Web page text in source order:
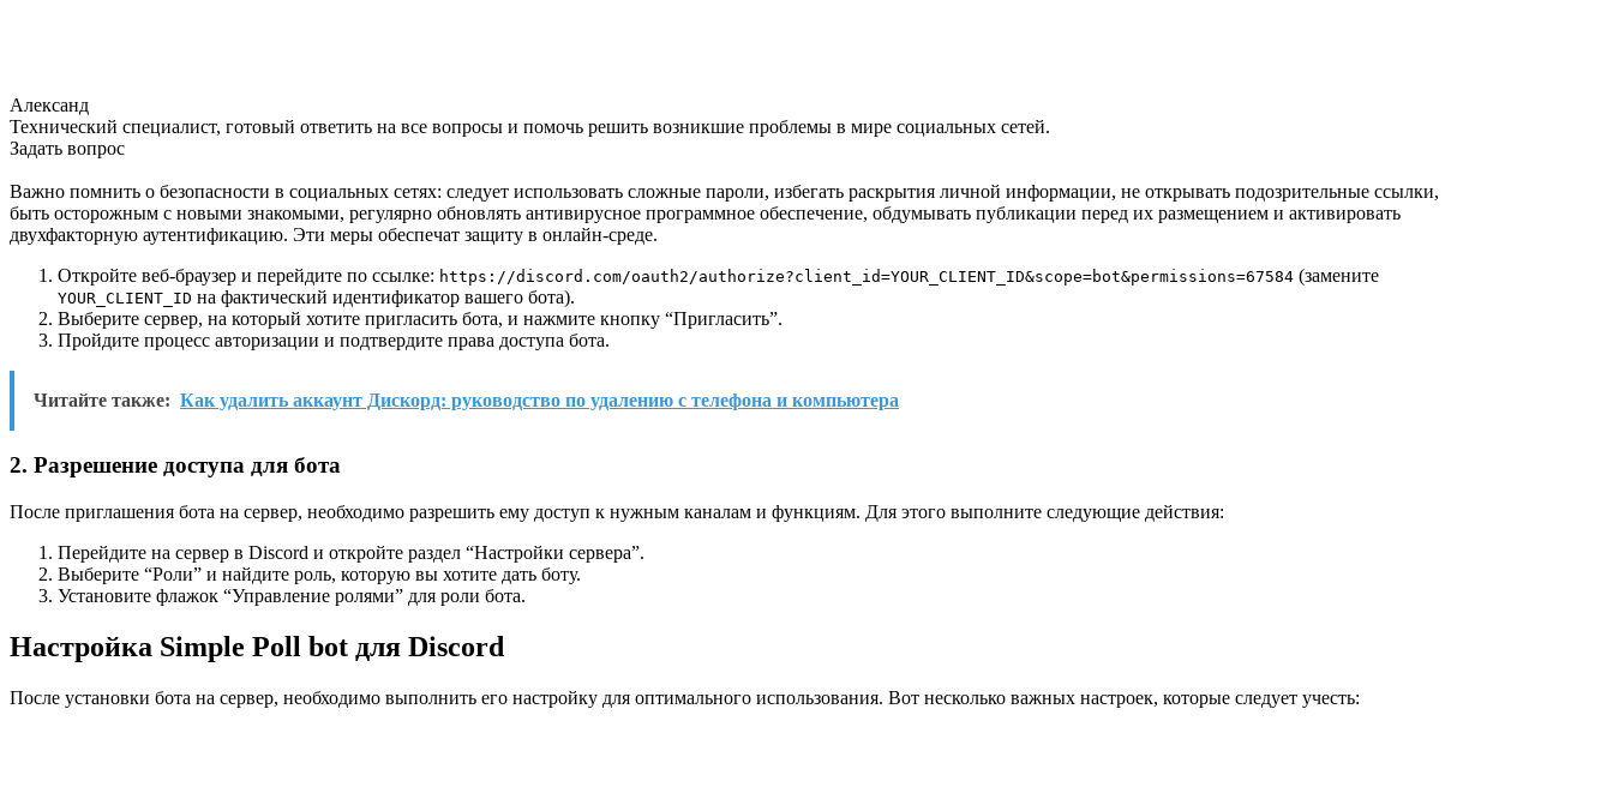
Александ
Технический специалист, готовый ответить на все вопросы и помочь решить возникшие проблемы в мире социальных сетей.
Задать вопрос
Важно помнить о безопасности в социальных сетях: следует использовать сложные пароли, избегать раскрытия личной информации, не открывать подозрительные ссылки,
быть осторожным с новыми знакомыми, регулярно обновлять антивирусное программное обеспечение, обдумывать публикации перед их размещением и активировать
двухфакторную аутентификацию. Эти меры обеспечат защиту в онлайн-среде.
Откройте веб-браузер и перейдите по ссылке: https://discord.com/oauth2/authorize?client_id=YOUR_CLIENT_ID&scope=bot&permissions=67584 (замените
YOUR_CLIENT_ID на фактический идентификатор вашего бота).
Выберите сервер, на который хотите пригласить бота, и нажмите кнопку “Пригласить”.
Пройдите процесс авторизации и подтвердите права доступа бота.
Читайте также: Как удалить аккаунт Дискорд: руководство по удалению с телефона и компьютера
2. Разрешение доступа для бота
После приглашения бота на сервер, необходимо разрешить ему доступ к нужным каналам и функциям. Для этого выполните следующие действия:
Перейдите на сервер в Discord и откройте раздел “Настройки сервера”.
Выберите “Роли” и найдите роль, которую вы хотите дать боту.
Установите флажок “Управление ролями” для роли бота.
Настройка Simple Poll bot для Discord
После установки бота на сервер, необходимо выполнить его настройку для оптимального использования. Вот несколько важных настроек, которые следует учесть: